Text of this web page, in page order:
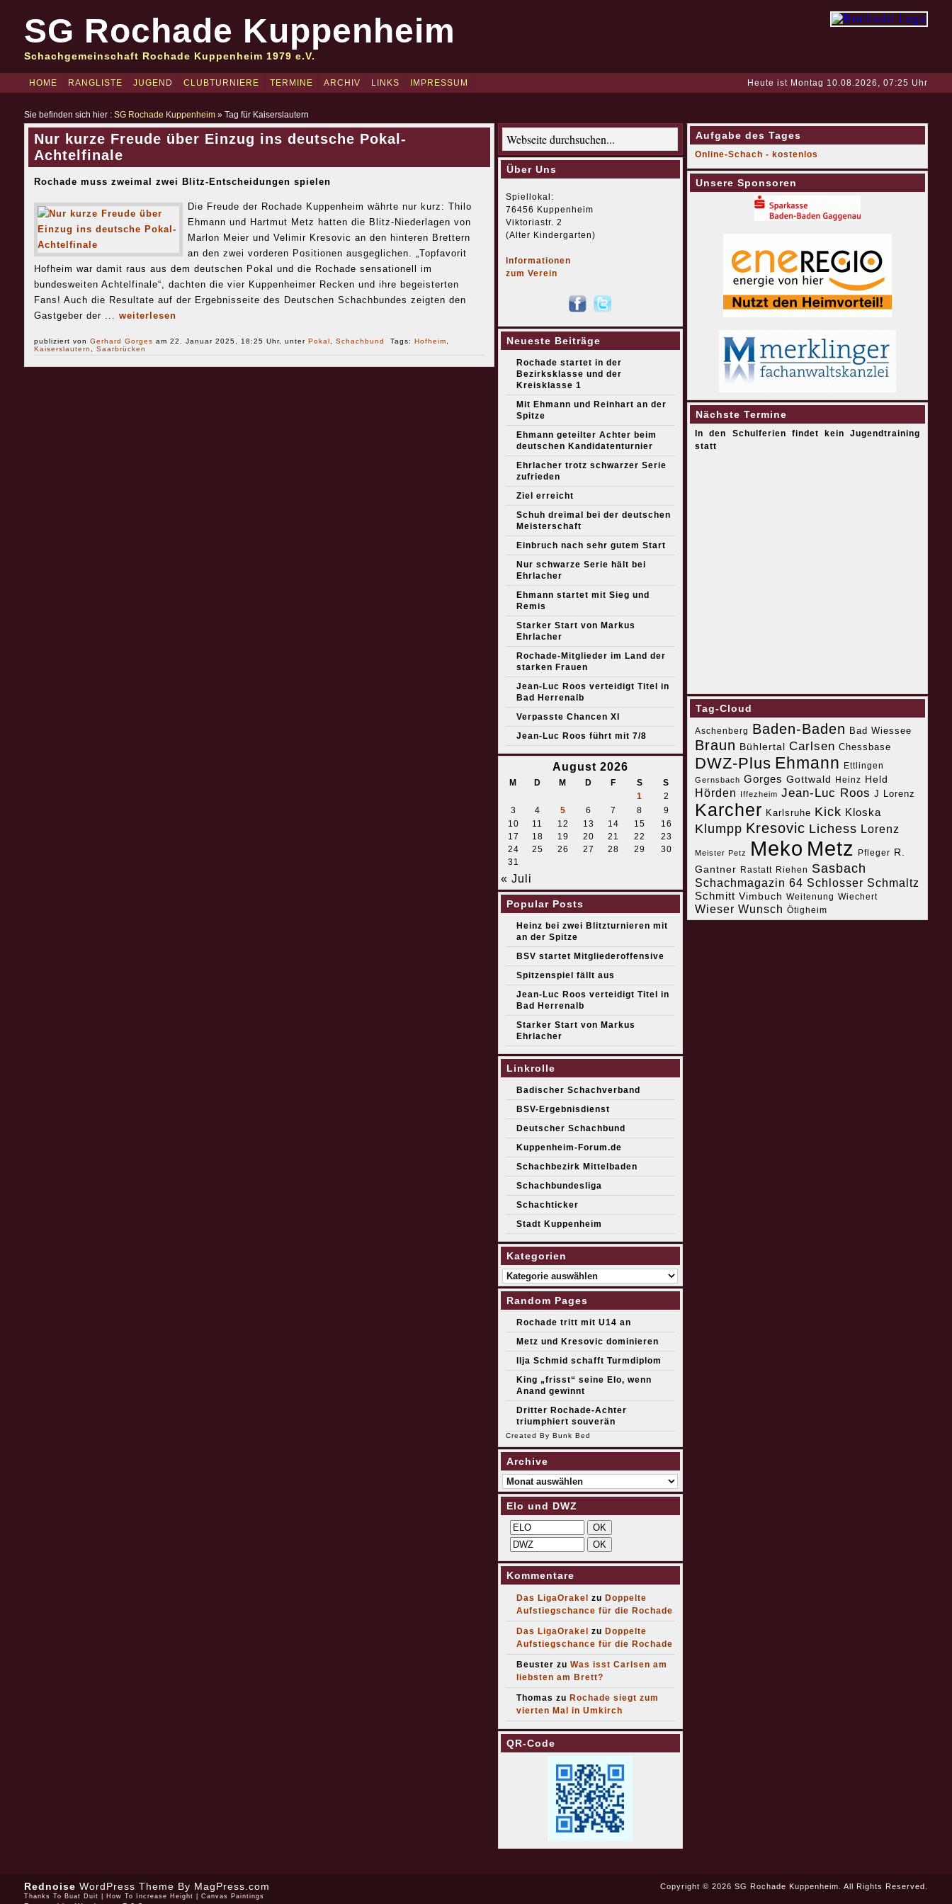
SG Rochade Kuppenheim
Schachgemeinschaft Rochade Kuppenheim 1979 e.V.
HOME RANGLISTE JUGEND CLUBTURNIERE TERMINE ARCHIV LINKS IMPRESSUM Heute ist Montag 10.08.2026, 07:25 Uhr
Sie befinden sich hier : SG Rochade Kuppenheim» Tag für Kaiserslautern
Nur kurze Freude über Einzug ins deutsche Pokal-
Achtelfinale
Rochade muss zweimal zwei Blitz-Entscheidungen spielen
Die Freude der Rochade Kuppenheim währte nur kurz: Thilo
Ehmann und Hartmut Metz hatten die Blitz-Niederlagen von
Marlon Meier und Velimir Kresovic an den hinteren Brettern
an den zwei vorderen Positionen ausgeglichen. „Topfavorit
Hofheim war damit raus aus dem deutschen Pokal und die Rochade sensationell im
bundesweiten Achtelfinale“, dachten die vier Kuppenheimer Recken und ihre begeisterten
Fans! Auch die Resultate auf der Ergebnisseite des Deutschen Schachbundes zeigten den
Gastgeber der ... weiterlesen
publiziert von Gerhard Gorges am 22. Januar 2025, 18:25 Uhr, unter Pokal Schachbund Tags: Hofheim
Kaiserslautern
Saarbrücken
Über Uns
Spiellokal:
76456 Kuppenheim
Viktoriastr. 2
(Alter Kindergarten)
Informationen
zum Verein
Neueste Beiträge
Rochade startet in der
Bezirksklasse und der
Kreisklasse 1
Mit Ehmann und Reinhart an der
Spitze
Ehmann geteilter Achter beim
deutschen Kandidatenturnier
Ehrlacher trotz schwarzer Serie
zufrieden
Ziel erreicht
Schuh dreimal bei der deutschen
Meisterschaft
Einbruch nach sehr gutem Start
Nur schwarze Serie hält bei
Ehrlacher
Ehmann startet mit Sieg und
Remis
Starker Start von Markus
Ehrlacher
Rochade-Mitglieder im Land der
starken Frauen
Jean-Luc Roos verteidigt Titel in
Bad Herrenalb
Verpasste Chancen XI
Jean-Luc Roos führt mit 7/8
August 2026
M D M D F S
S
1
2
3
4 5 6 7 8
9
10
11 12 13 14 15
16
17
18 19 20 21 22
23
24
25 26 27 28 29
30
31
« Juli
Popular Posts
Heinz bei zwei Blitzturnieren mit
an der Spitze
BSV startet Mitgliederoffensive
Spitzenspiel fällt aus
Jean-Luc Roos verteidigt Titel in
Bad Herrenalb
Starker Start von Markus
Ehrlacher
Linkrolle
Badischer Schachverband
BSV-Ergebnisdienst
Deutscher Schachbund
Kuppenheim-Forum.de
Schachbezirk Mittelbaden
Schachbundesliga
Schachticker
Stadt Kuppenheim
Kategorien
Kategorien
Random Pages
Rochade tritt mit U14 an
Metz und Kresovic dominieren
Ilja Schmid schafft Turmdiplom
King „frisst“ seine Elo, wenn
Anand gewinnt
Dritter Rochade-Achter
triumphiert souverän
Created By Bunk Bed
Archive
Archive
Elo und DWZ
Kommentare
Das LigaOrakel zu Doppelte
Aufstiegschance für die Rochade
Das LigaOrakel zu Doppelte
Aufstiegschance für die Rochade
Beuster zu Was isst Carlsen am
liebsten am Brett?
Thomas zu Rochade siegt zum
vierten Mal in Umkirch
QR-Code
Aufgabe des Tages
Online-Schach - kostenlos
Unsere Sponsoren
Nächste Termine
In den Schulferien findet kein Jugendtraining
statt
Tag-Cloud
Aschenberg Baden-Baden Bad Wiessee
Braun Bühlertal Carlsen Chessbase
DWZ-Plus Ehmann Ettlingen
Gernsbach Gorges Gottwald Heinz Held
Hörden Iffezheim Jean-Luc Roos J Lorenz
Karcher Karlsruhe Kick Kloska
Klumpp Kresovic Lichess Lorenz
Meister Petz Meko Metz Pfleger R.
Gantner
Rastatt Riehen Sasbach
Schachmagazin 64 Schlosser Schmaltz
Schmitt Vimbuch Weitenung Wiechert
Wieser Wunsch Ötigheim
Rednoise WordPress Theme By MagPress.com
Thanks To Buat Duit How To Increase Height Canvas Paintings
Copyright © 2026 SG Rochade Kuppenheim. All Rights Reserved.